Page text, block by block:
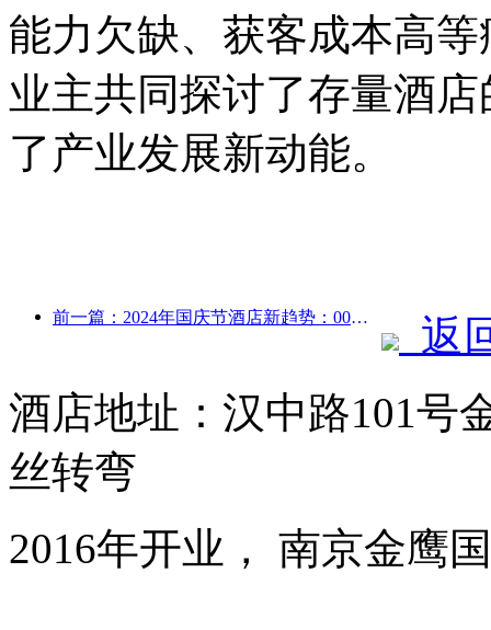
能力欠缺、获客成本高
业主共同探讨了存量酒
了产业发展新动能。
前一篇：2024年国庆节酒店新趋势：00后穿汉服住“国宾馆”喝茶学书法 彰显文化自信
返
酒店地址：汉中路101号
丝转弯
2016年开业， 南京金